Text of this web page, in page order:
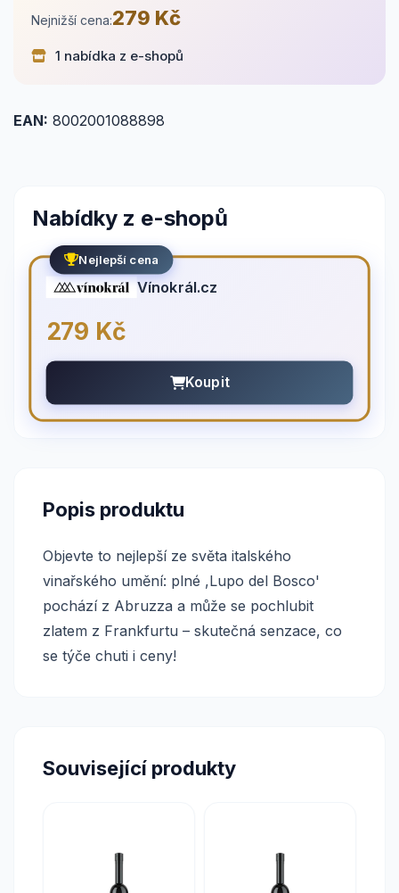
Nejnižší cena:279 Kč
1 nabídka z e-shopů
EAN: 8002001088898
Nabídky z e-shopů
Nejlepší cena
Vínokrál.cz
279 Kč
Koupit
Popis produktu
Objevte to nejlepší ze světa italského
vinařského umění: plné ,Lupo del Bosco'
pochází z Abruzza a může se pochlubit
zlatem z Frankfurtu – skutečná senzace, co
se týče chuti i ceny!
Související produkty